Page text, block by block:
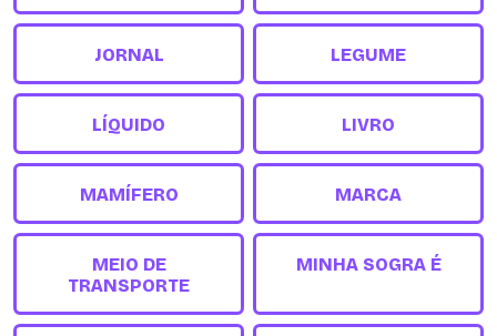
JORNAL LEGUME
LÍQUIDO LIVRO
MAMÍFERO MARCA
MEIO DE
TRANSPORTE
MINHA SOGRA É